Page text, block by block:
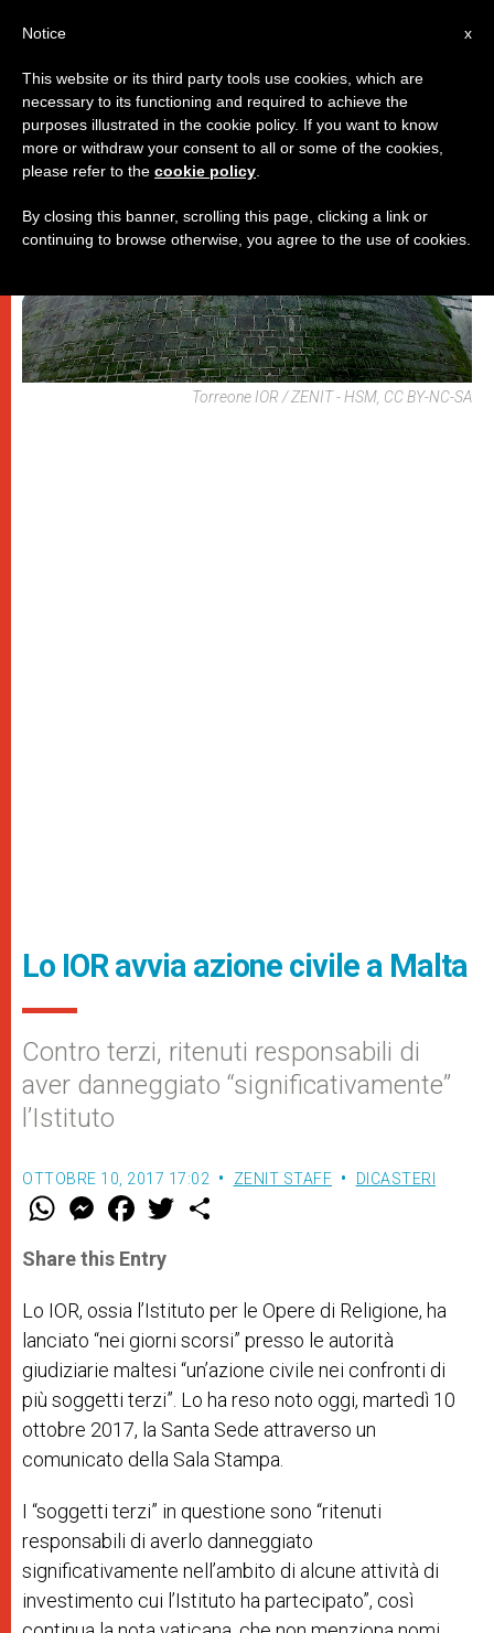
DICASTERI
Torreone IOR / ZENIT - HSM, CC BY-NC-SA
Lo IOR avvia azione civile a Malta
Contro terzi, ritenuti responsabili di
aver danneggiato “significativamente”
l’Istituto
OTTOBRE 10, 2017 17:02 ZENIT STAFF DICASTERI
W
t
s
p
p
M
e
s
e
g
e
r
F
a
e
b
o
k
w
r
Share this Entry
Lo IOR, ossia l’Istituto per le Opere di Religione, ha
lanciato “nei giorni scorsi” presso le autorità
giudiziarie maltesi “un’azione civile nei confronti di
più soggetti terzi”. Lo ha reso noto oggi, martedì 10
ottobre 2017, la Santa Sede attraverso un
comunicato della Sala Stampa.
I “soggetti terzi” in questione sono “ritenuti
responsabili di averlo danneggiato
significativamente nell’ambito di alcune attività di
investimento cui l’Istituto ha partecipato”, così
x
Notice
This website or its third party tools use cookies, which are
necessary to its functioning and required to achieve the
purposes illustrated in the cookie policy. If you want to know
more or withdraw your consent to all or some of the cookies,
please refer to the cookie policy
By closing this banner, scrolling this page, clicking a link or
continuing to browse otherwise, you agree to the use of cookies.